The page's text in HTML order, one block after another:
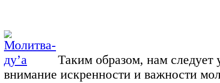
Таким образом, нам следует
внимание искренности и важности